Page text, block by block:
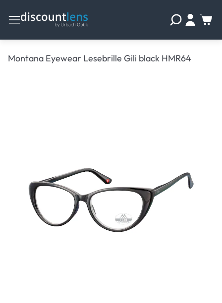
Montana Eyewear Lesebrille Gili black HMR64